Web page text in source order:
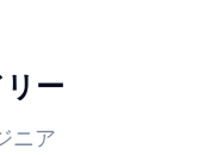
ー
ニア